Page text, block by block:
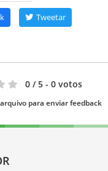
Tweetar
0 / 5 - 0 votos
para enviar feedback